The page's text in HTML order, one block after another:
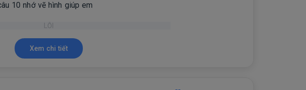
10 nhớ vẽ hình giúp em
LỖI
Xem chi tiết